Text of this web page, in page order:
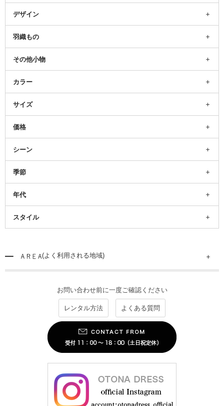
デザイン
羽織もの
その他小物
カラー
サイズ
価格
シーン
季節
年代
スタイル
(よく利用される地域)
お問い合わせ前に一度ご確認ください
レンタル方法 よくある質問